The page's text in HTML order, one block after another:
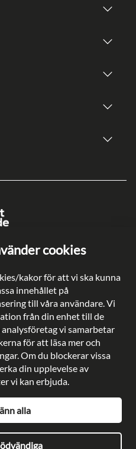
cookies
kakor för att vi ska kunna
innehållet på
till våra användare. Vi
från din enhet till de
vi samarbetar
för att läsa mer och
Om du blockerar vissa
din upplevelse av
vi kan erbjuda.
alla
141, Bromma
88 Stockholm